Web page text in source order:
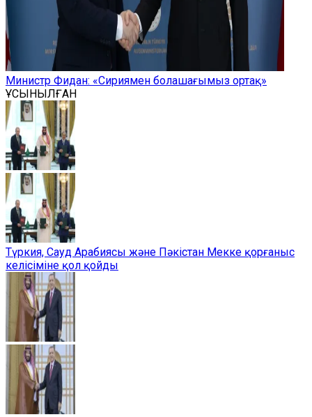
Министр Фидан: «Сириямен болашағымыз ортақ»
ҰСЫНЫЛҒАН
Түркия, Сауд Арабиясы және Пәкістан Мекке қорғаныс
келісіміне қол қойды